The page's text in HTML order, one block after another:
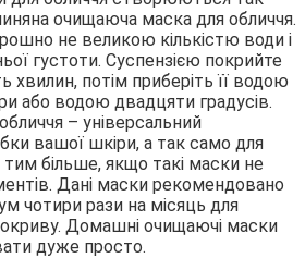
очищаюча маска для обличчя.
не великою кількістю води і
густоти. Суспензією покрийте
хвилин, потім приберіть її водою
або водою двадцяти градусів.
– універсальний
вашої шкіри, а так само для
тим більше, якщо такі маски не
Дані маски рекомендовано
чотири рази на місяць для
Домашні очищаючі маски
дуже просто.